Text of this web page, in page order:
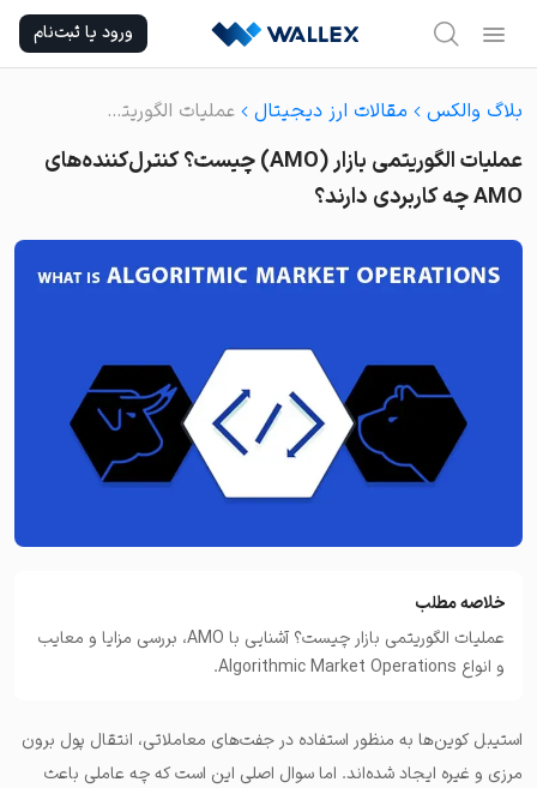
content
ورود یا ثبت‌نام
بلاگ والکس مقالات ارز دیجیتال عملیات الگوریتمی بازار (AMO) چیست؟ کنترل‌کننده‌های AMO چه کاربردی دارند؟
عملیات الگوریتمی بازار (AMO) چیست؟ کنترل‌کننده‌های
AMO چه کاربردی دارند؟
خلاصه مطلب
عملیات الگوریتمی بازار چیست؟ آشنایی با AMO، بررسی مزایا و معایب
و انواع Algorithmic Market Operations.
استیبل کوین‌ها به منظور استفاده در جفت‌های معاملاتی، انتقال پول برون
مرزی و غیره ایجاد شده‌اند. اما سوال اصلی این است که چه عاملی باعث